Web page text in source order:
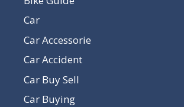
Car
Car Accessorie
Car Accident
Car Buy Sell
Car Buying